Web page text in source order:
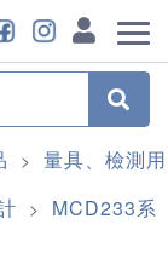
> 量具、檢測用
>
MCD233系